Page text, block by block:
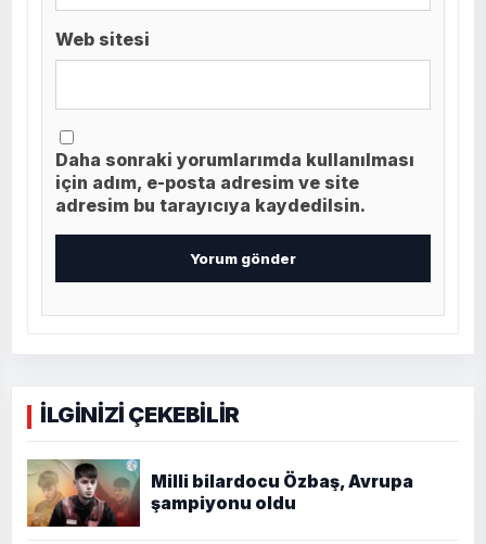
Web sitesi
Daha sonraki yorumlarımda kullanılması
için adım, e-posta adresim ve site
adresim bu tarayıcıya kaydedilsin.
İLGİNİZİ ÇEKEBİLİR
Milli bilardocu Özbaş, Avrupa
şampiyonu oldu